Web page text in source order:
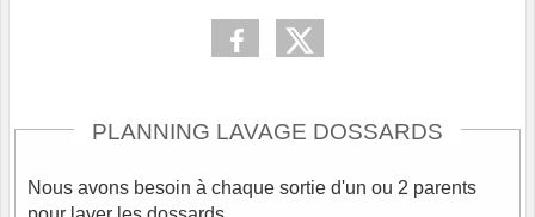
PLANNING LAVAGE DOSSARDS
Nous avons besoin à chaque sortie d'un ou 2 parents